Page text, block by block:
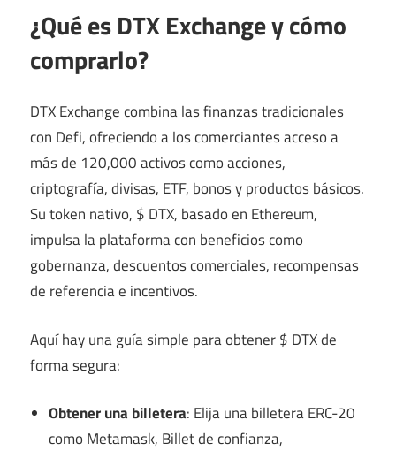
¿Qué es DTX Exchange y cómo
comprarlo?
DTX Exchange combina las finanzas tradicionales
con Defi, ofreciendo a los comerciantes acceso a
más de 120,000 activos como acciones,
criptografía, divisas, ETF, bonos y productos básicos.
Su token nativo, $ DTX, basado en Ethereum,
impulsa la plataforma con beneficios como
gobernanza, descuentos comerciales, recompensas
de referencia e incentivos.
Aquí hay una guía simple para obtener $ DTX de
forma segura:
Obtener una billetera: Elija una billetera ERC-20
como Metamask, Billet de confianza,